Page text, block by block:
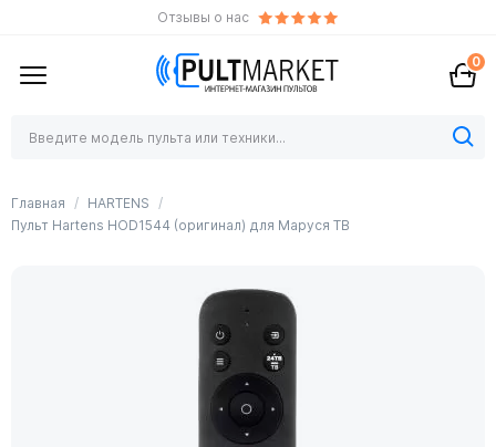
Отзывы о нас
0
Главная
HARTENS
Пульт Hartens HOD1544 (оригинал) для Маруся ТВ